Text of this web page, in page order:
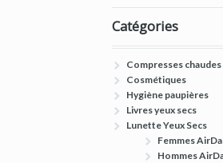
Catégories
Compresses chaudes
Cosmétiques
Hygiène paupières
Livres yeux secs
Lunette Yeux Secs
Femmes
Hommes